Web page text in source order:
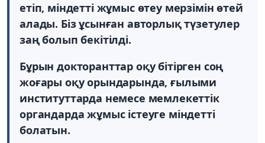
етіп, міндетті жұмыс өтеу мерзімін өтей
алады. Біз ұсынған авторлық түзетулер
заң болып бекітілді.
Бұрын докторанттар оқу бітірген соң
жоғары оқу орындарында, ғылыми
институттарда немесе мемлекеттік
органдарда жұмыс істеуге міндетті
болатын.